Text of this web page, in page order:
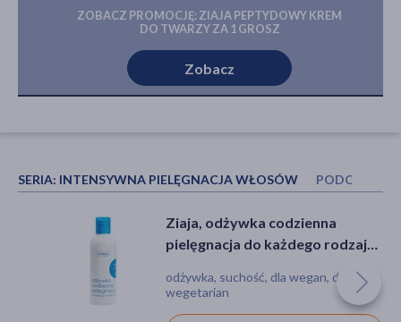
ZOBACZ PROMOCJĘ: ZIAJA PEPTYDOWY KREM
DO TWARZY ZA 1 GROSZ
Zobacz
SERIA: INTENSYWNA PIELĘGNACJA WŁOSÓW PODOBNE
Ziaja, odżywka do włosów,
intensywna regeneracja, miód,
odżywka, suchość, łamliwość
Ziaja, odżywka do włosów,
intensywna regeneracja, miód,
odżywka, suchość, łamliwość
Ziaja, odżywka codzienna
pielęgnacja do każdego rodzaju
odżywka, suchość, dla wegan, dla
wegetarian